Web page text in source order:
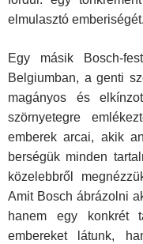
elmulasztó emberiségét.
Egy másik Bosch-
Belgiumban, a genti
magányos és
szörnyetegre
emberek arcai, akik
berségük minden
közelebbről
Amit Bosch ábrázolni
hanem egy konkrét
embereket látunk,